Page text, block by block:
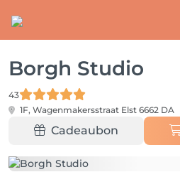
Borgh Studio
43
1F, Wagenmakersstraat Elst 6662 DA
Cadeaubon